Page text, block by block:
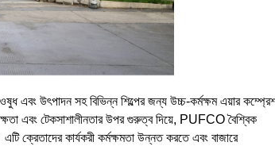
এবং উৎপাদন সহ বিভিন্ন শিল্পের জন্য উচ্চ-কর্মক্ষম এয়ার
এবং টেকসাশালীনতার উপর গুরুত্ব দিয়ে, PUFCO বৈশ্বিক
ক্রেতাদের কার্যকরী কর্মক্ষমতা উন্নত করতে এবং বাজারে